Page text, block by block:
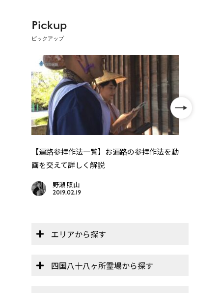
Pickup
ピックアップ
【遍路参拝作法一覧】お遍路の参拝作法を動
画を交えて詳しく解説
野瀬 照山
2019.02.19
エリアから探す
四国八十八ヶ所霊場から探す